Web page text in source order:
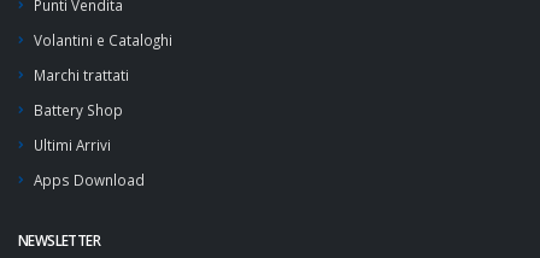
Punti Vendita
Volantini e Cataloghi
Marchi trattati
Battery Shop
Ultimi Arrivi
Apps Download
NEWSLETTER